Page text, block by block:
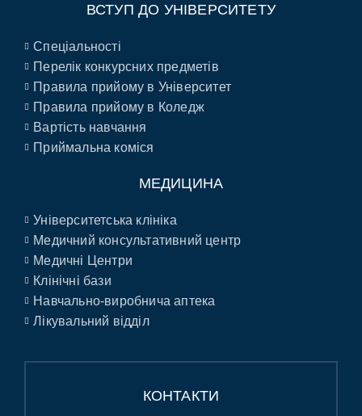
ВСТУП ДО УНІВЕРСИТЕТУ
Спеціальності
Перелік конкурсних предметів
Правила прийому в Університет
Правила прийому в Коледж
Вартість навчання
Приймальна коміся
МЕДИЦИНА
Університетська клініка
Медичний консультативний центр
Медичні Центри
Клінічні бази
Навчально-виробнича аптека
Лікувальний відділ
КОНТАКТИ